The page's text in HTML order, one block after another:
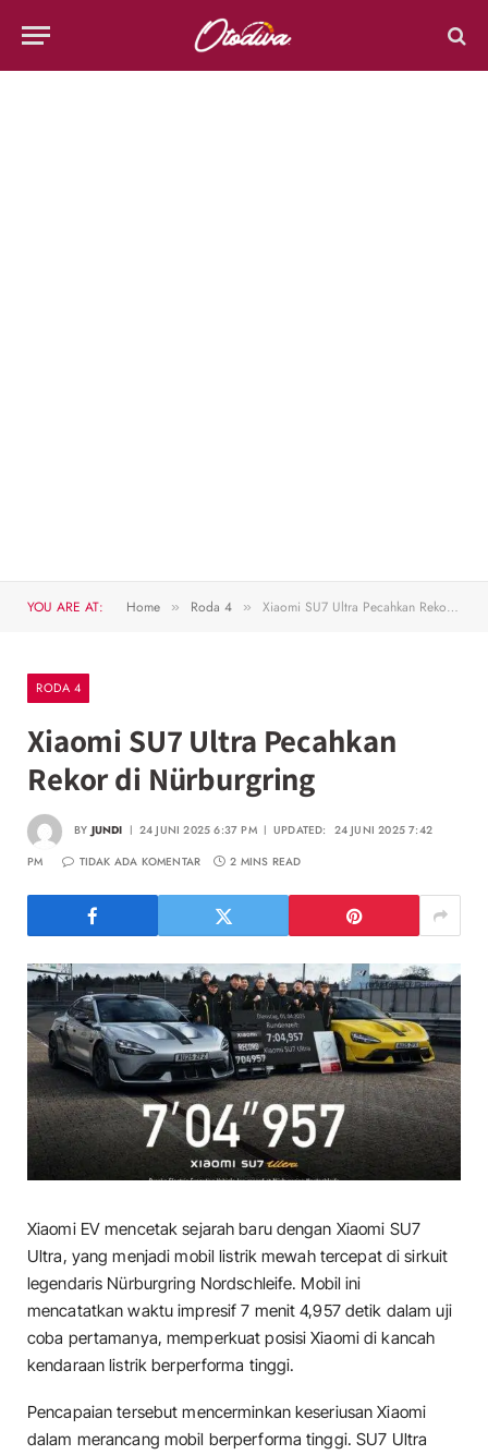
YOU ARE AT: Home » Roda 4 » Xiaomi SU7 Ultra Pecahkan Rekor di Nürburgring
RODA 4
Xiaomi SU7 Ultra Pecahkan
Rekor di Nürburgring
BY JUNDI 24 JUNI 2025 6:37 PM UPDATED: 24 JUNI 2025 7:42
PM
TIDAK ADA KOMENTAR 2 MINS READ
Xiaomi EV mencetak sejarah baru dengan Xiaomi SU7
Ultra, yang menjadi mobil listrik mewah tercepat di sirkuit
legendaris Nürburgring Nordschleife. Mobil ini
mencatatkan waktu impresif 7 menit 4,957 detik dalam uji
coba pertamanya, memperkuat posisi Xiaomi di kancah
kendaraan listrik berperforma tinggi.
Pencapaian tersebut mencerminkan keseriusan Xiaomi
dalam merancang mobil berperforma tinggi. SU7 Ultra